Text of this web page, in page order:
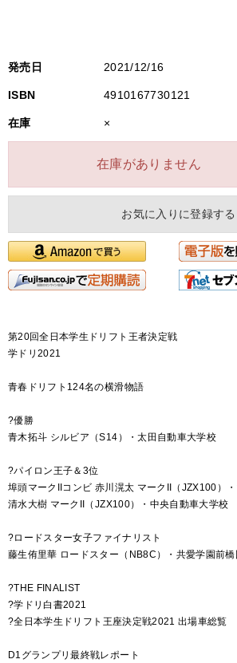
発売日 2021/12/16
ISBN 4910167730121
在庫 ×
在庫がありません
お気に入りに登録する
第20回全日本学生ドリフト王者決定戦
学ドリ2021
青春ドリフト124名の横滑物語
?優勝
青木拓斗 シルビア（S14）・太田自動車大学校
?パイロン王子＆3位
埠頭マークIIコンビ 赤川滉太 マークII（JZX100）
清水大樹 マークII（JZX100）・中央自動車大学校
?ロードスター女子ファイナリスト
藤生侑里華 ロードスター（NB8C）・共愛学園前
?THE FINALIST
?学ドリ白書2021
?全日本学生ドリフト王座決定戦2021 出場車総覧
D1グランプリ最終戦レポート